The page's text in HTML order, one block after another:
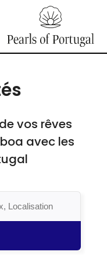
vos rêves
avec les